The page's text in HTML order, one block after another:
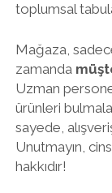
toplumsal
Mağaza,
zamanda
Uzman
ürünleri
sayede,
Unutmayın,
hakkıdır!